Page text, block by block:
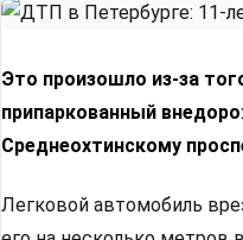
Это произошло из-за
припаркованный
Среднеохтинскому
Легковой автомобиль